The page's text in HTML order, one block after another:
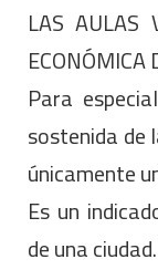
LAS AULAS
ECONÓMICA
Para
sostenida
únicamente
Es un
de una ciudad.